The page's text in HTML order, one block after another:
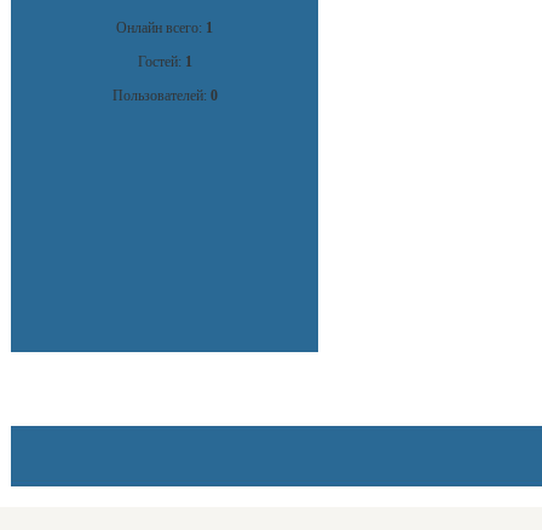
Онлайн всего: 1
Гостей: 1
Пользователей: 0